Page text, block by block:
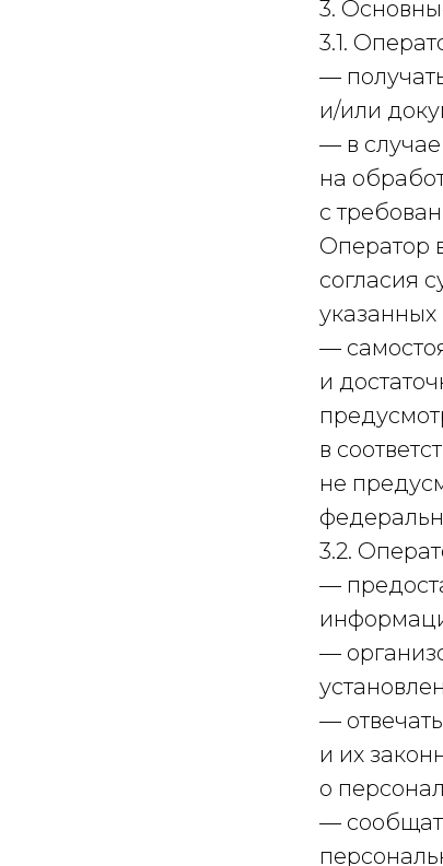
3.
3.1.
—
и/или
— в
на
с
Оператор
согласия
—
и
в
не
3.2.
—
—
—
и их
о
—